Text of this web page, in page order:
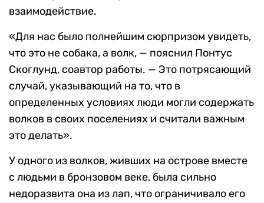
взаимодействие.
«Для нас было полнейшим сюрпризом увидеть,
что это не собака, а волк, — пояснил Понтус
Скоглунд, соавтор работы. — Это потрясающий
случай, указывающий на то, что в
определенных условиях люди могли содержать
волков в своих поселениях и считали важным
это делать».
У одного из волков, живших на острове вместе
с людьми в бронзовом веке, была сильно
недоразвита она из лап, что ограничивало его